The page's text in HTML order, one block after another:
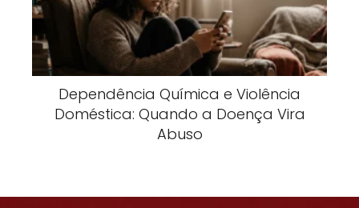
Dependência Química e Violência
Doméstica: Quando a Doença Vira
Abuso